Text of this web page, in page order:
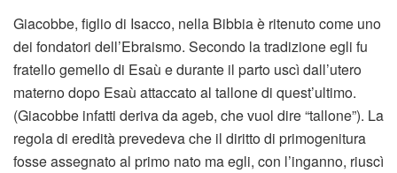
Giacobbe, figlio di Isacco, nella Bibbia è ritenuto come uno
dei fondatori dell’Ebraismo. Secondo la tradizione egli fu
fratello gemello di Esaù e durante il parto uscì dall’utero
materno dopo Esaù attaccato al tallone di quest’ultimo.
(Giacobbe infatti deriva da ageb, che vuol dire “tallone”). La
regola di eredità prevedeva che il diritto di primogenitura
fosse assegnato al primo nato ma egli, con l’inganno, riuscì